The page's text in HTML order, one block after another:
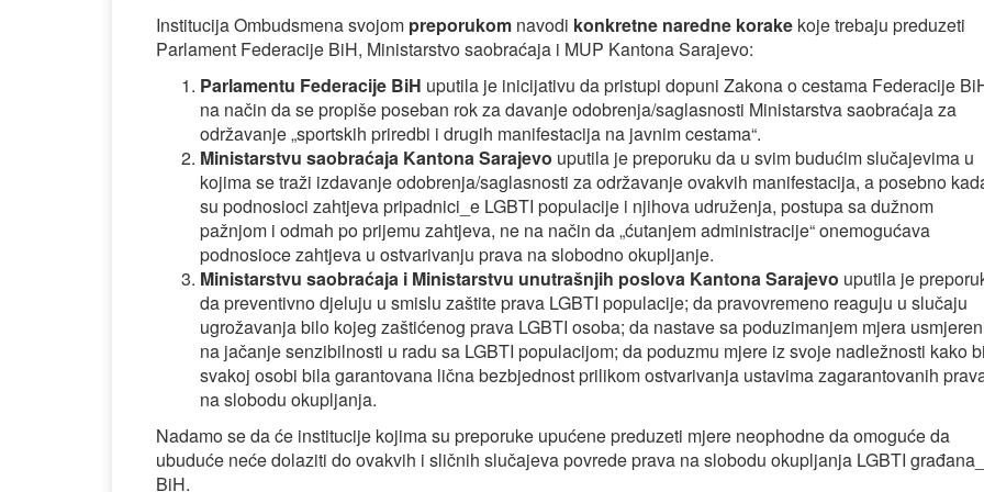
Institucija Ombudsmena svojom preporukom navodi konkretne naredne korake koje trebaju preduzeti
Parlament Federacije BiH, Ministarstvo saobraćaja i MUP Kantona Sarajevo:
Parlamentu Federacije BiH uputila je inicijativu da pristupi dopuni Zakona o cestama Federacije
na način da se propiše poseban rok za davanje odobrenja/saglasnosti Ministarstva saobraćaja za
održavanje „sportskih priredbi i drugih manifestacija na javnim cestama“.
Ministarstvu saobraćaja Kantona Sarajevo uputila je preporuku da u svim budućim slučajevima u
kojima se traži izdavanje odobrenja/saglasnosti za održavanje ovakvih manifestacija, a posebno
su podnosioci zahtjeva pripadnici_e LGBTI populacije i njihova udruženja, postupa sa dužnom
pažnjom i odmah po prijemu zahtjeva, ne na način da „ćutanjem administracije“ onemogućava
podnosioce zahtjeva u ostvarivanju prava na slobodno okupljanje.
Ministarstvu saobraćaja i Ministarstvu unutrašnjih poslova Kantona Sarajevo uputila je
da preventivno djeluju u smislu zaštite prava LGBTI populacije; da pravovremeno reaguju u slučaju
ugrožavanja bilo kojeg zaštićenog prava LGBTI osoba; da nastave sa poduzimanjem mjera
na jačanje senzibilnosti u radu sa LGBTI populacijom; da poduzmu mjere iz svoje nadležnosti kako bi
svakoj osobi bila garantovana lična bezbjednost prilikom ostvarivanja ustavima zagarantovanih
na slobodu okupljanja.
Nadamo se da će institucije kojima su preporuke upućene preduzeti mjere neophodne da omoguće da
ubuduće neće dolaziti do ovakvih i sličnih slučajeva povrede prava na slobodu okupljanja LGBTI
BiH.